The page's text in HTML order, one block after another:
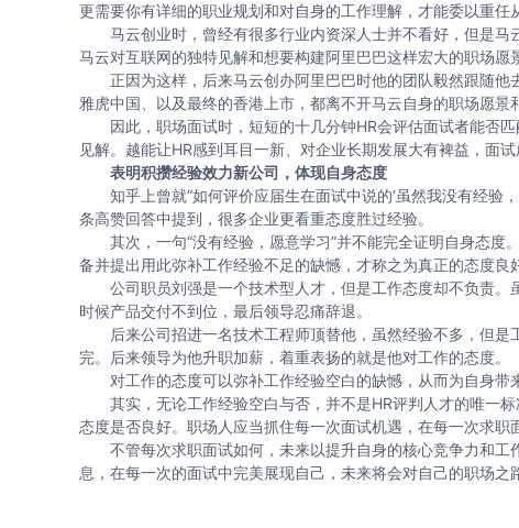
更需要你有详细的职业规划和对自身的工作理解，才能委以重任
马云创业时，曾经有很多行业内资深人士并不看好，但是马
马云对互联网的独特见解和想要构建阿里巴巴这样宏大的职场愿
正因为这样，后来马云创办阿里巴巴时他的团队毅然跟随他
雅虎中国、以及最终的香港上市，都离不开马云自身的职场愿景
因此，职场面试时，短短的十几分钟HR会评估面试者能否匹
见解。越能让HR感到耳目一新、对企业长期发展大有裨益，面试
表明积攒经验效力新公司，体现自身态度
知乎上曾就“如何评价应届生在面试中说的‘虽然我没有经验
条高赞回答中提到，很多企业更看重态度胜过经验。
其次，一句“没有经验，愿意学习”并不能完全证明自身态度
备并提出用此弥补工作经验不足的缺憾，才称之为真正的态度良
公司职员刘强是一个技术型人才，但是工作态度却不负责。
时候产品交付不到位，最后领导忍痛辞退。
后来公司招进一名技术工程师顶替他，虽然经验不多，但是
完。后来领导为他升职加薪，着重表扬的就是他对工作的态度。
对工作的态度可以弥补工作经验空白的缺憾，从而为自身带
其实，无论工作经验空白与否，并不是HR评判人才的唯一标
态度是否良好。职场人应当抓住每一次面试机遇，在每一次求职
不管每次求职面试如何，未来以提升自身的核心竞争力和工
息，在每一次的面试中完美展现自己，未来将会对自己的职场之